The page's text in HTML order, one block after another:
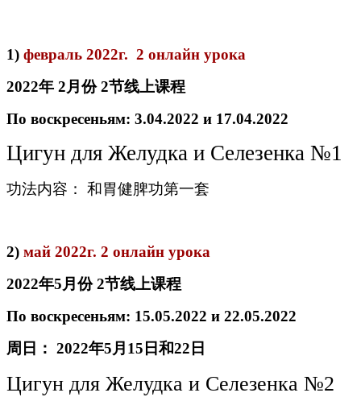
1) февраль 2022г. 2 онлайн урока
2022年 2月份2节线上课程
По воскресеньям: 3.04.2022 и 17.04.2022
Цигун для Желудка и Селезенка №1
功法内容： 和胃健脾功第一套
2) май 2022г. 2 онлайн урока
2022年5月份2节线上课程
По воскресеньям: 15.05.2022 и 22.05.2022
周日： 2022年5月 15 日和22 日
Цигун для Желудка и Селезенка №2